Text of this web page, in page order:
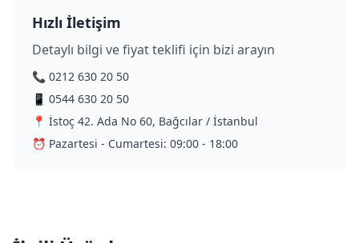
Hızlı İletişim
Detaylı bilgi ve fiyat teklifi için bizi arayın
📞 0212 630 20 50
📱 0544 630 20 50
📍 İstoç 42. Ada No 60, Bağcılar / İstanbul
⏰ Pazartesi - Cumartesi: 09:00 - 18:00